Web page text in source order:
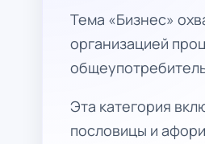
Тема «Бизнес»
организацией
Эта категория
пословицы и